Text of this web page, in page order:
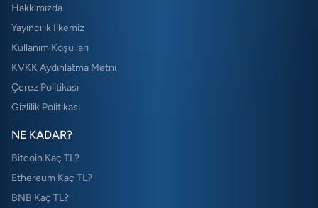
Hakkımızda
Yayıncılık İlkemiz
Kullanım Koşulları
KVKK Aydınlatma Metni
Çerez Politikası
Gizlilik Politikası
NE KADAR?
Bitcoin Kaç TL?
Ethereum Kaç TL?
BNB Kaç TL?